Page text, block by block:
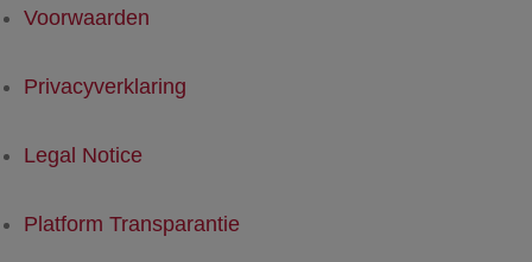
Voorwaarden
Privacyverklaring
Legal Notice
Platform Transparantie